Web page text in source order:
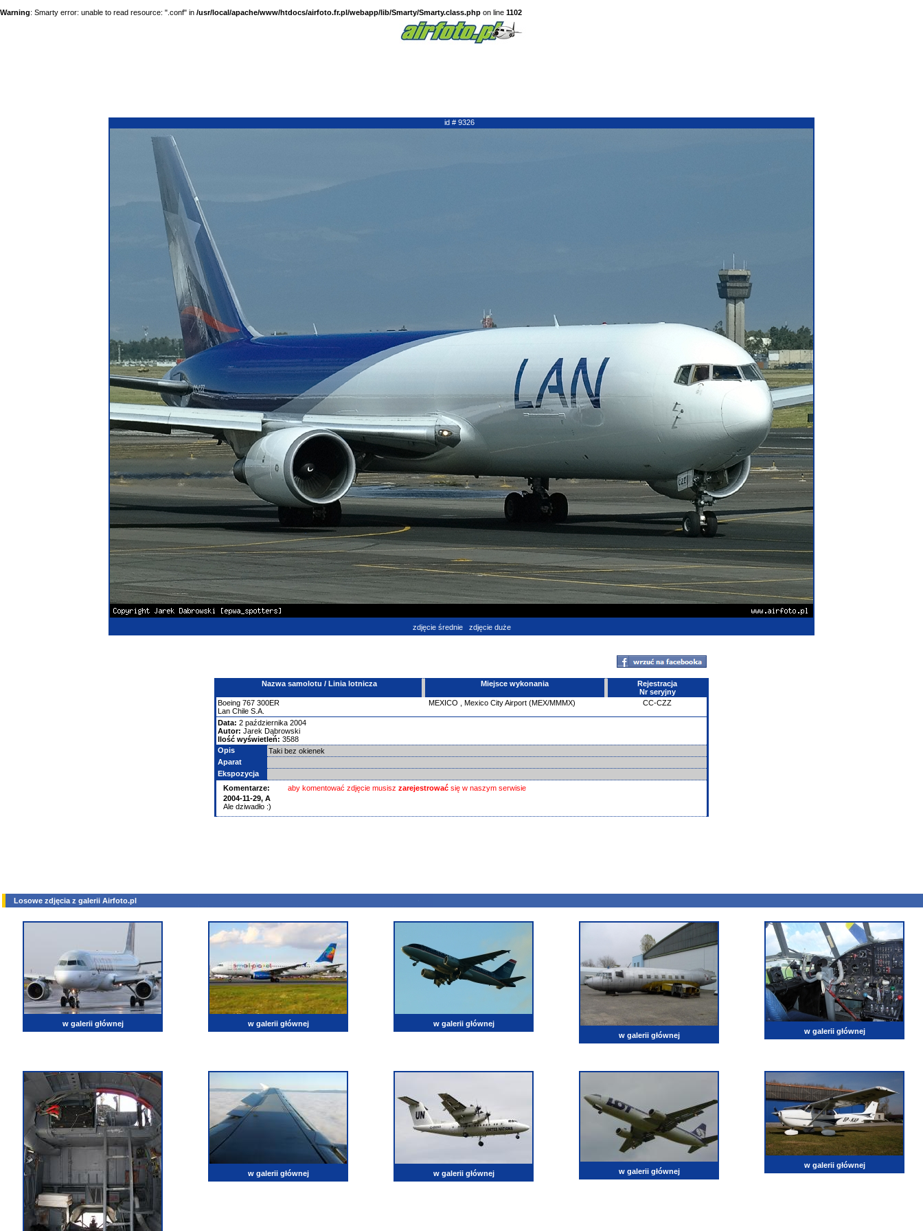
Warning: Smarty error: unable to read resource: ".conf" in /usr/local/apache/www/htdocs/airfoto.fr.pl/webapp/lib/Smarty/Smarty.class.php on line 1102
id # 9326
zdjęcie średnie zdjęcie duże
Nazwa samolotu / Linia lotnicza Miejsce wykonania
Rejestracja
Nr seryjny
Boeing 767 300ER
Lan Chile S.A.
MEXICO Mexico City Airport (MEX/MMMX) CC-CZZ
Data: 2 października 2004
Autor: Jarek Dąbrowski
Ilość wyświetleń: 3588
Opis
Taki bez okienek
Aparat
Ekspozycja
Komentarze:
aby komentować zdjęcie musisz zarejestrować się w naszym serwisie
2004-11-29, A
Ale dziwadło :)
Losowe zdjęcia z galerii Airfoto.pl
w galerii głównej w galerii głównej
w galerii głównej
w galerii głównej
w galerii głównej
w galerii głównej w galerii głównej w galerii głównej
w galerii głównej